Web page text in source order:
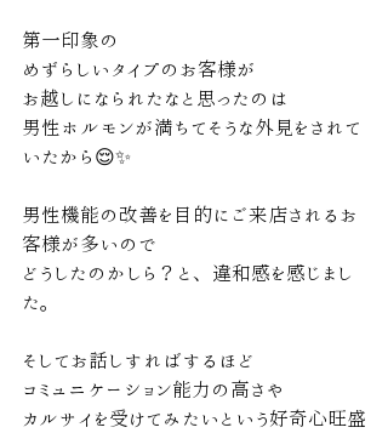
第一印象の
めずらしいタイプのお客様が
お越しになられたなと思ったのは
男性ホルモンが満ちてそうな外見をされて
いたから😌✨
男性機能の改善を目的にご来店されるお
客様が多いので
どうしたのかしら？と、違和感を感じまし
た。
そしてお話しすればするほど
コミュニケーション能力の高さや
カルサイを受けてみたいという好奇心旺盛